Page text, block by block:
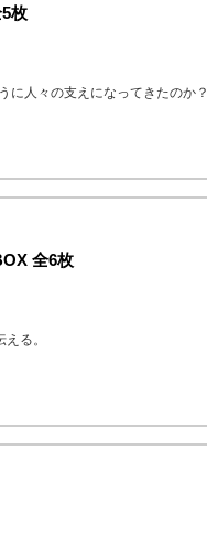
枚
に人々の支えになってきたのか？
全6枚
る。